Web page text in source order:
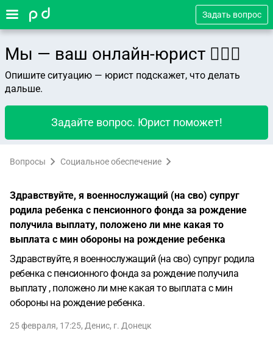
Задать вопрос
Мы — ваш онлайн-юрист 👨🏻‍⚖️
Опишите ситуацию — юрист подскажет, что делать
дальше.
Задайте вопрос. Юрист поможет!
Вопросы Социальное обеспечение
Здравствуйте, я военнослужащий (на сво) супруг
родила ребенка с пенсионного фонда за рождение
получила выплату, положено ли мне какая то
выплата с мин обороны на рождение ребенка
Здравствуйте, я военнослужащий (на сво) супруг родила
ребенка с пенсионного фонда за рождение получила
выплату , положено ли мне какая то выплата с мин
обороны на рождение ребенка.
25 февраля, 17:25, Денис, г. Донецк